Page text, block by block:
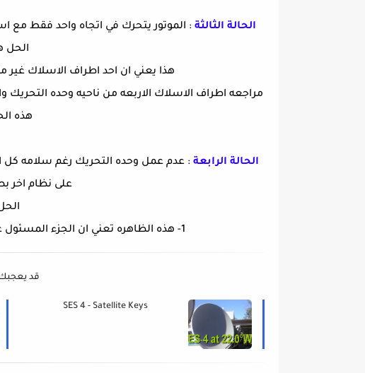
الحالة الثالثة : الموتور يتحرك في اتجاه واحد فقط مع
الحل
هذا يعني ان احد اطراف الاسلاك
مراجعه اطراف الاسلاك الاربعه من ناحيه وحده التحريك
هذه
الحالة الرابعة : عدم عمل وحده التحريك رغم سلامه كل
على نظام اخر
1- هذه الظاهره تعني ان الجزء المسئول عن التخزين
قد
SES 4 - Satellite Keys